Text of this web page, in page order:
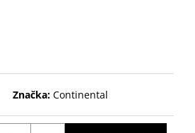
Značka:Continental